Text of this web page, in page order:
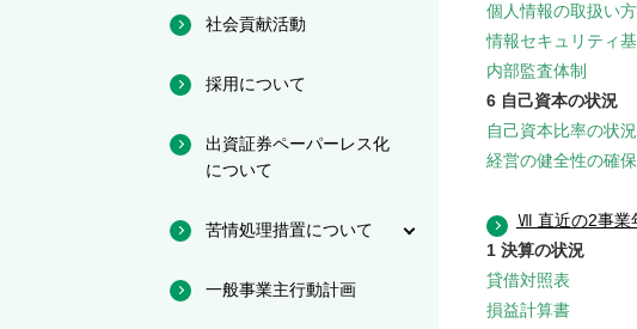
社会貢献活動
採用について
出資証券ペーパーレス化
について
苦情処理措置について
一般事業主行動計画
個人情報の取扱い
情報セキュリティ
内部監査体制
6 自己資本の状況
自己資本比率の状況
経営の健全性の確
Ⅶ 直近の2事業
1 決算の状況
貸借対照表
損益計算書